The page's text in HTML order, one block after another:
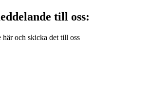
till oss:
och skicka det till oss